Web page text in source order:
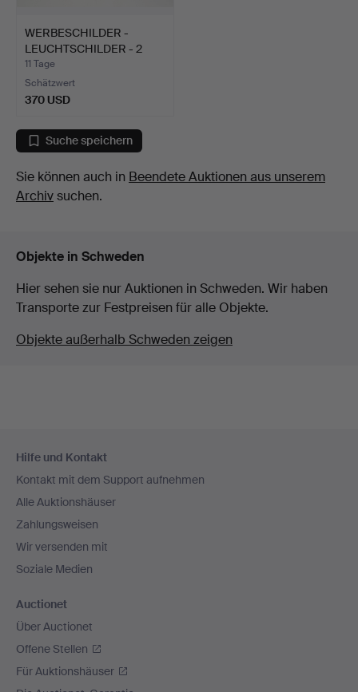
WERBESCHILDER -
LEUCHTSCHILDER - 2
lange u…
11 Tage
Schätzwert
370 USD
Suche speichern
Sie können auch in Beendete Auktionen aus unserem
Archivsuchen.
Objekte in Schweden
Hier sehen sie nur Auktionen in Schweden. Wir haben
Transporte zur Festpreisen für alle Objekte.
Objekte außerhalb Schweden zeigen
Navigation
Hilfe und Kontakt
Kontakt mit dem Support aufnehmen
Alle Auktionshäuser
Zahlungsweisen
Wir versenden mit
Soziale Medien
Auctionet
Über Auctionet
Offene Stellen
Für Auktionshäuser